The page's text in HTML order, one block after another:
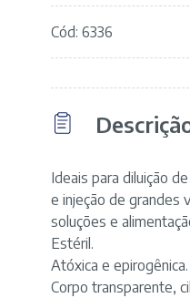
Cód: 6336
Ideais para diluição
e injeção de grandes
soluções e
Estéril.
Atóxica e epirogênica.
Corpo transparente,